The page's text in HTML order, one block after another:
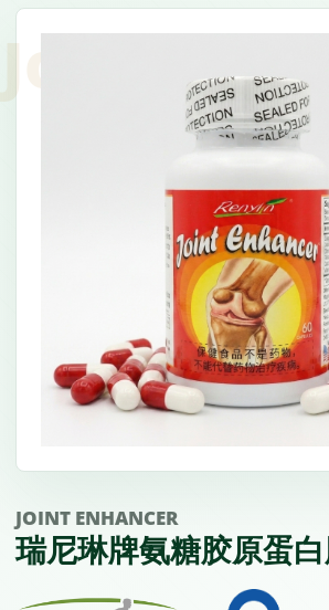
JOINT ENHANCER
瑞尼琳牌氨糖胶原蛋